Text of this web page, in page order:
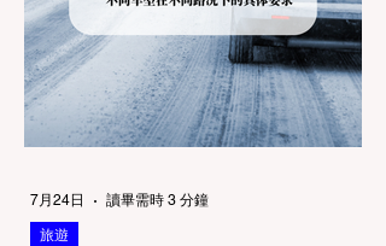
旅遊
7月24日 讀畢需時 3 分鐘